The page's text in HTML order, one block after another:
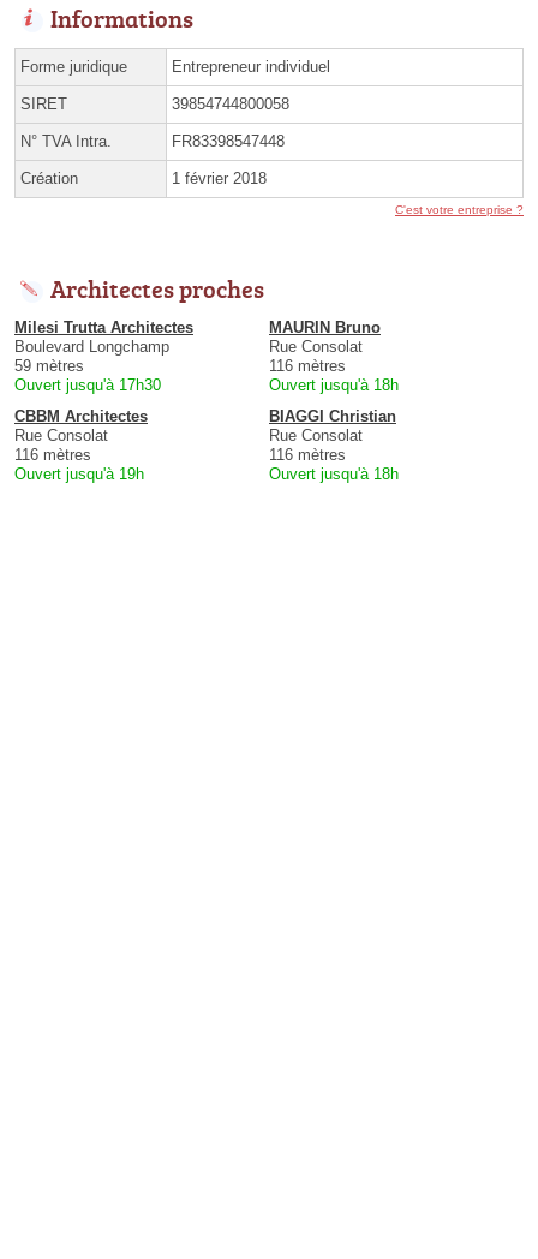
Informations
Forme juridique Entrepreneur individuel
SIRET 39854744800058
N° TVA Intra. FR83398547448
Création 1 février 2018
C'est votre entreprise ?
Architectes proches
Milesi Trutta Architectes
Boulevard Longchamp
59 mètres
Ouvert jusqu'à 17h30
MAURIN Bruno
Rue Consolat
116 mètres
Ouvert jusqu'à 18h
CBBM Architectes
Rue Consolat
116 mètres
Ouvert jusqu'à 19h
BIAGGI Christian
Rue Consolat
116 mètres
Ouvert jusqu'à 18h